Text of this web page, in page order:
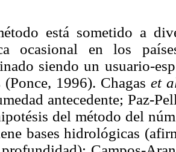
está sometido a
ocasional en los
siendo un usuario-
(Ponce, 1996). Chagas et
antecedente; Paz-
del método del
bases hidrológicas